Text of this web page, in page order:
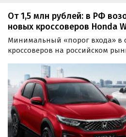
От 1,5 млн рублей: в РФ
новых кроссоверов Honda
Минимальный «порог входа» в
кроссоверов на российском
компактный Honda WR-V,
наличия и под заказ, стоит на
минимум 1 460…